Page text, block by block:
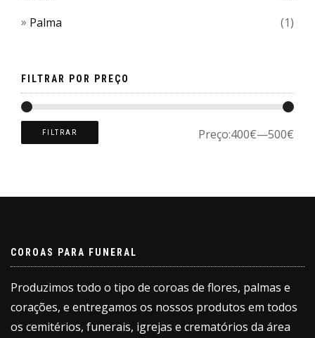
Palma
(1)
FILTRAR POR PREÇO
FILTRAR Preço:400€—500€
COROAS PARA FUNERAL
Produzimos todo o tipo de coroas de flores, palmas e
corações, e entregamos os nossos produtos em todos
os cemitérios, funerais, igrejas e crematórios da área